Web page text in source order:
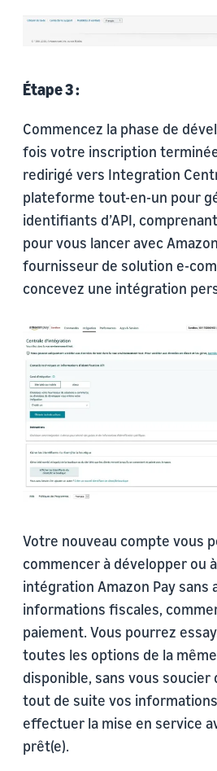
Étape 3 :
Commencez la phase de
fois votre inscription
redirigé vers Integration
plateforme tout-en-un pour
identifiants d’API,
pour vous lancer avec
fournisseur de solution e-
concevez une intégration
Votre nouveau compte vous
commencer à développer ou
intégration Amazon Pay sans
informations fiscales,
paiement. Vous pourrez
toutes les options de la
disponible, sans vous soucier
tout de suite vos
effectuer la mise en service
prêt(e).